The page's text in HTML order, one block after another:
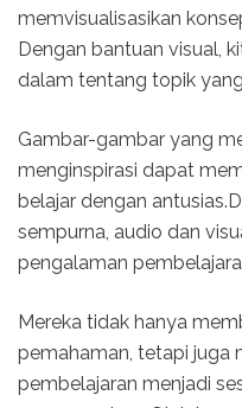
memvisualisasikan
Dengan bantuan visual,
dalam tentang topik
Gambar-gambar yang
menginspirasi dapat
belajar dengan
sempurna, audio dan
pengalaman
Mereka tidak hanya
pemahaman, tetapi juga
pembelajaran menjadi